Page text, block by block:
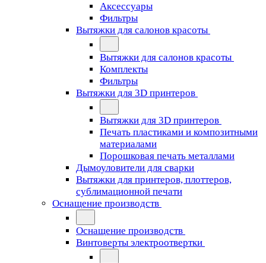
Аксессуары
Фильтры
Вытяжки для салонов красоты
Вытяжки для салонов красоты
Комплекты
Фильтры
Вытяжки для 3D принтеров
Вытяжки для 3D принтеров
Печать пластиками и композитными
материалами
Порошковая печать металлами
Дымоуловители для сварки
Вытяжки для принтеров, плоттеров,
сублимационной печати
Оснащение производств
Оснащение производств
Винтоверты электроотвертки